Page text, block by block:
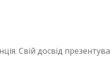
Свій досвід